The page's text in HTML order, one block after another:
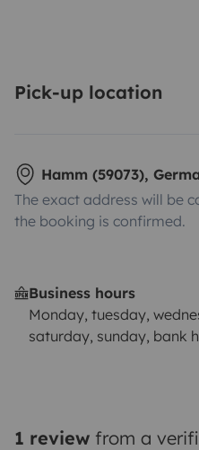
Pick-up location
Hamm (59073),
The exact address will be
the booking is confirmed.
Business hours
Monday, tuesday,
saturday, sunday, bank
1 review from a